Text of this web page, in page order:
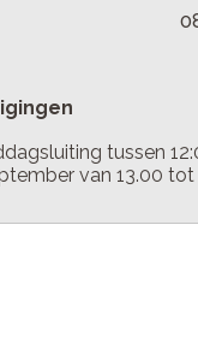
tussen
van 13.00 tot